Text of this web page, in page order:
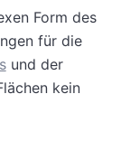
Form des
für die
und der
kein